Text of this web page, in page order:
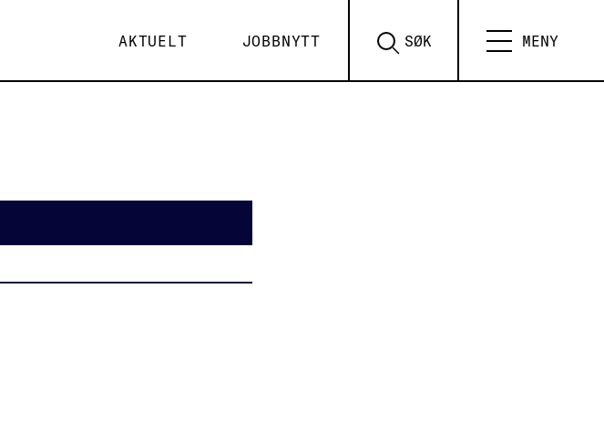
AKTUELT JOBBNYTT SØK MENY